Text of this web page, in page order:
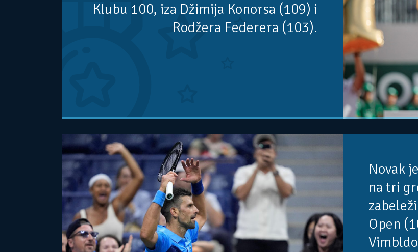
Klubu 100, iza Džimija Konorsa (109) i
Rodžera Federera (103).
Novak
na tri
Open